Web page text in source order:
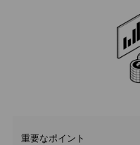
重要なポイント